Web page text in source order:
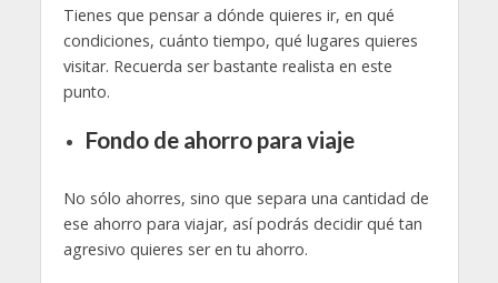
Tienes que pensar a dónde quieres ir, en qué
condiciones, cuánto tiempo, qué lugares quieres
visitar. Recuerda ser bastante realista en este
punto.
Fondo de ahorro para viaje
No sólo ahorres, sino que separa una cantidad de
ese ahorro para viajar, así podrás decidir qué tan
agresivo quieres ser en tu ahorro.